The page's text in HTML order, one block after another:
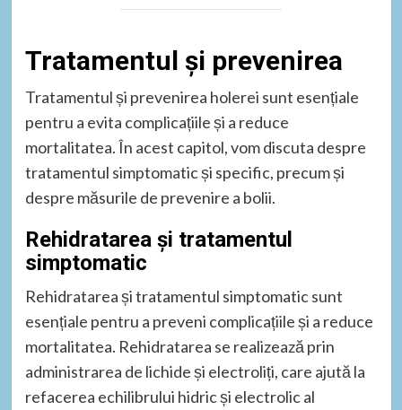
Tratamentul și prevenirea
Tratamentul și prevenirea holerei sunt esențiale
pentru a evita complicațiile și a reduce
mortalitatea. În acest capitol, vom discuta despre
tratamentul simptomatic și specific, precum și
despre măsurile de prevenire a bolii.
Rehidratarea și tratamentul
simptomatic
Rehidratarea și tratamentul simptomatic sunt
esențiale pentru a preveni complicațiile și a reduce
mortalitatea. Rehidratarea se realizează prin
administrarea de lichide și electroliți, care ajută la
refacerea echilibrului hidric și electrolic al